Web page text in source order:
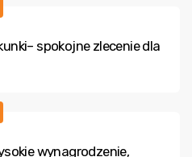
spokojne zlecenie dla
wynagrodzenie,